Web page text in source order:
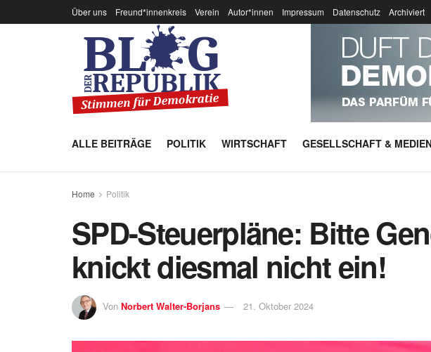
Über uns Freund*innenkreis Verein Autor*innen Impressum Datenschutz Archiviert
ALLE BEITRÄGE POLITIK WIRTSCHAFT GESELLSCHAFT &
Home Politik
SPD-Steuerpläne: Bitte
knickt diesmal nicht ein!
Von Norbert Walter-Borjans 21. Oktober 2024